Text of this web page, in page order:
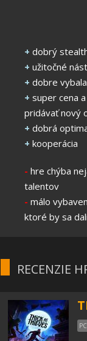
+ dobrý
+ užitočné
+ dobre
+ super cena
pridávať nový
+ dobrá
+ kooperácia
- hre chýba
talentov
- málo
ktoré by sa
RECENZIE
PC